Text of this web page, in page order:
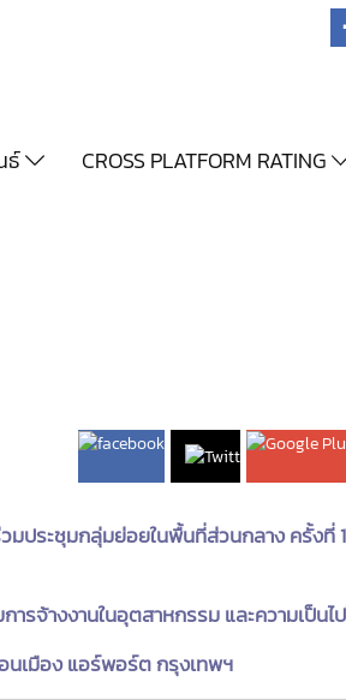
ธ์ CROSS PLATFORM RATING
มประชุมกลุ่มย่อยในพื้นที่ส่วนกลาง ครั้งที่ 1
างงานในอุตสาหกรรม และความเป็นไป
นเมือง แอร์พอร์ต กรุงเทพฯ